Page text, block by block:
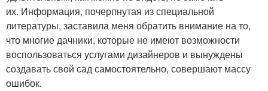
их. Информация, почерпнутая из специальной
литературы, заставила меня обратить внимание на то,
что многие дачники, которые не имеют возможности
воспользоваться услугами дизайнеров и вынуждены
создавать свой сад самостоятельно, совершают массу
ошибок.